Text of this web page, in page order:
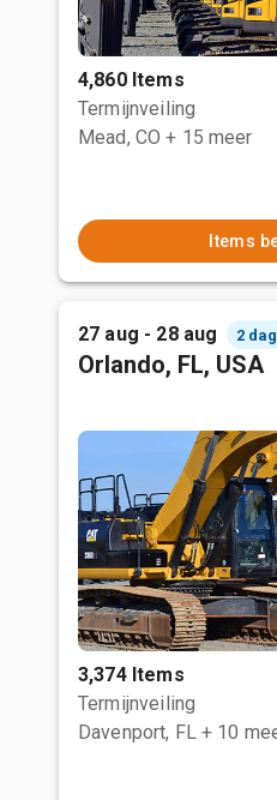
4,860 Items
Termijnveiling
Mead, CO + 15 meer
Items
27 aug - 28 aug 2
Orlando, FL, USA
3,374 Items
Termijnveiling
Davenport, FL + 10